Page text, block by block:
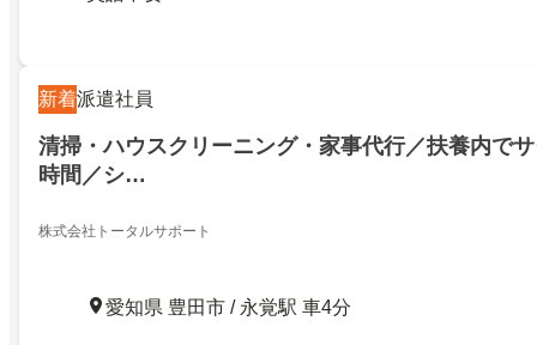
新着派遣社員
清掃・ハウスクリーニング・家事代行／扶養内で
時間／シ…
株式会社トータルサポート
愛知県 豊田市 / 永覚駅 車4分